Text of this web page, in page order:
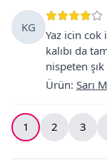
KG
Yaz icin cok
kalıbı da
nispeten
Ürün: Sarı
1 2 3